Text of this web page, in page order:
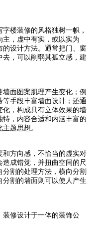
楼装修的风格独树一帜，
，虚中有实，或以实为
设计方法。通常把门、窗
，可以削弱其孤立感，建
面图案肌理产生变化；例
手段丰富墙面设计；还通
，构成具有立体效果的墙
，内容合适和内涵丰富的
题思想。
方向感，不恰当的虚实对
成错觉，并扭曲空间的尺
割的处理方法，横向分割
割的墙面则可以使人产生
修设计于一体的装饰公